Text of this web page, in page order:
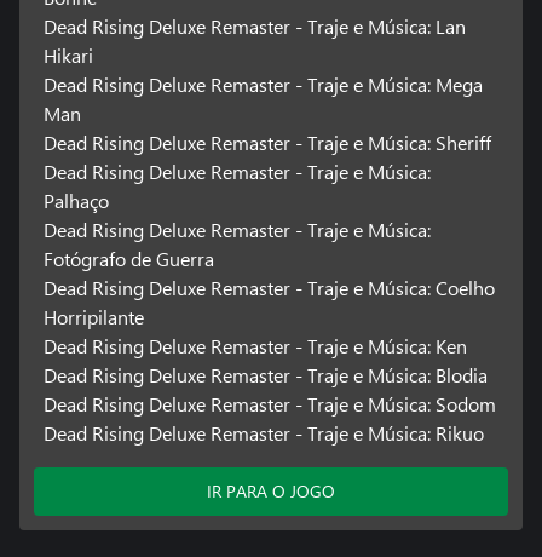
Dead Rising Deluxe Remaster - Traje e Música: Lan
Hikari
Dead Rising Deluxe Remaster - Traje e Música: Mega
Man
Dead Rising Deluxe Remaster - Traje e Música: Sheriff
Dead Rising Deluxe Remaster - Traje e Música:
Palhaço
Dead Rising Deluxe Remaster - Traje e Música:
Fotógrafo de Guerra
Dead Rising Deluxe Remaster - Traje e Música: Coelho
Horripilante
Dead Rising Deluxe Remaster - Traje e Música: Ken
Dead Rising Deluxe Remaster - Traje e Música: Blodia
Dead Rising Deluxe Remaster - Traje e Música: Sodom
Dead Rising Deluxe Remaster - Traje e Música: Rikuo
IR PARA O JOGO